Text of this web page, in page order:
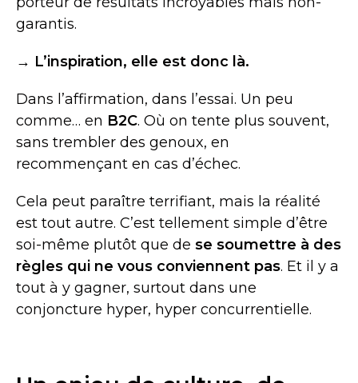
garantis.
→ L’inspiration, elle est donc là.
Dans l’affirmation, dans l’essai. Un peu
comme… en B2C. Où on tente plus souvent,
sans trembler des genoux, en
recommençant en cas d’échec.
Cela peut paraître terrifiant, mais la réalité
est tout autre. C’est tellement simple d’être
soi-même plutôt que de se soumettre à des
règles qui ne vous conviennent pas. Et il y a
tout à y gagner, surtout dans une
conjoncture hyper, hyper concurrentielle.